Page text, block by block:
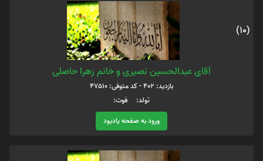
(10)
آقای عبدالحسین نصیری و خانم زهرا حاصلی
بازدید: 402 - کد متوفی: 47510
تولد: فوت:
ورود به صفحه یادبود